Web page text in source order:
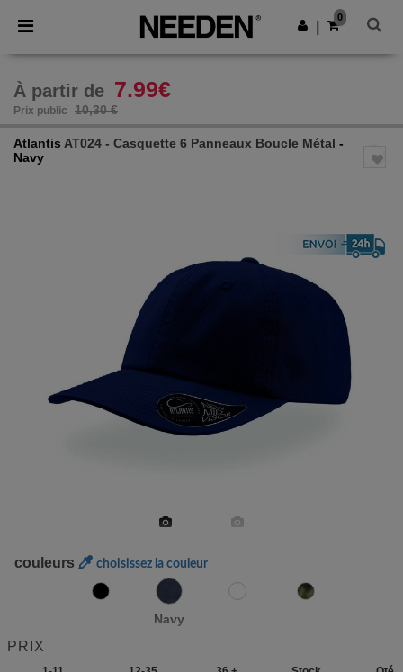
× Appli Needen
Meilleurs prix sur l’app !
Obtenir l'appli
0
À partir de 7.99€
Prix public 10,30 €
Atlantis AT024 - Casquette 6 Panneaux Boucle Métal -
Navy
couleurs choisissez la couleur
Navy
PRIX